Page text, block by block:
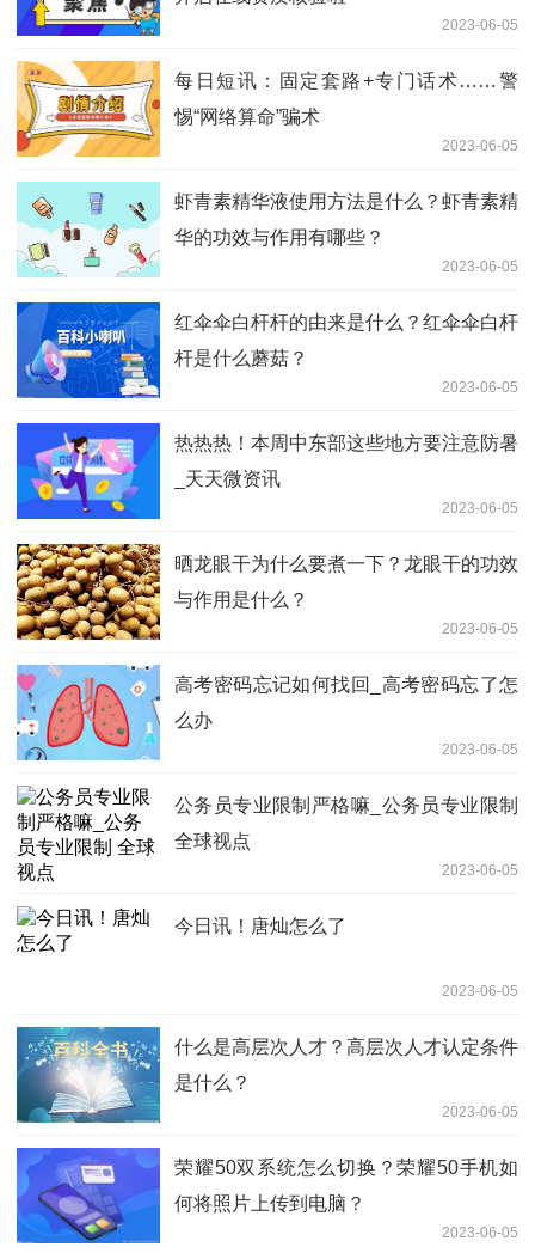
2023-06-05
每日短讯：固定套路+专门话术……警
惕“网络算命”骗术
2023-06-05
虾青素精华液使用方法是什么？虾青素精
华的功效与作用有哪些？
2023-06-05
红伞伞白杆杆的由来是什么？红伞伞白杆
杆是什么蘑菇？
2023-06-05
热热热！本周中东部这些地方要注意防暑
_天天微资讯
2023-06-05
晒龙眼干为什么要煮一下？龙眼干的功效
与作用是什么？
2023-06-05
高考密码忘记如何找回_高考密码忘了怎
么办
2023-06-05
公务员专业限制严格嘛_公务员专业限制
全球视点
2023-06-05
今日讯！唐灿怎么了
2023-06-05
什么是高层次人才？高层次人才认定条件
是什么？
2023-06-05
荣耀50双系统怎么切换？荣耀50手机如
何将照片上传到电脑？
2023-06-05